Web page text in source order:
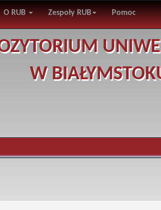
O RUB Zespoły RUB Pomoc
W